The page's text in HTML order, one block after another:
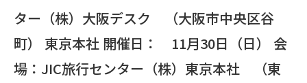
ター（株）大阪デスク （大阪市中央区谷
町） 東京本社 開催日： 11月30日（日） 会
場：JIC旅行センター（株）東京本社 （東